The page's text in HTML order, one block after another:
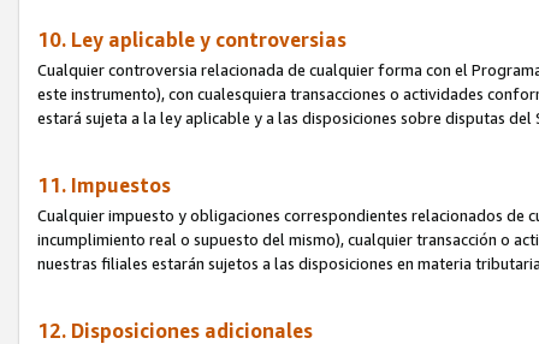
10. Ley aplicable y controversias
Cualquier controversia relacionada de cualquier forma con el
este instrumento), con cualesquiera transacciones o actividades
estará sujeta a la ley aplicable y a las disposiciones sobre disputas
11. Impuestos
Cualquier impuesto y obligaciones correspondientes relacionados de
incumplimiento real o supuesto del mismo), cualquier transacción o
nuestras filiales estarán sujetos a las disposiciones en materia
12. Disposiciones adicionales